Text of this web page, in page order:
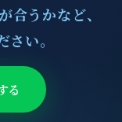
合うかなど、
い。
る